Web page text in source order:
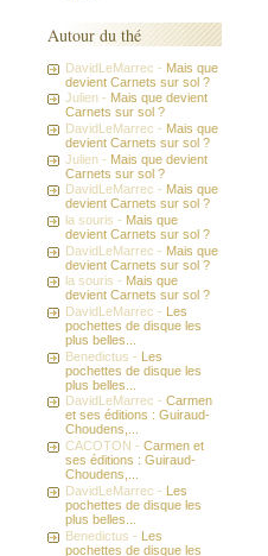
Autour du thé
DavidLeMarrec - Mais que
devient Carnets sur sol ?
Julien - Mais que devient
Carnets sur sol ?
DavidLeMarrec - Mais que
devient Carnets sur sol ?
Julien - Mais que devient
Carnets sur sol ?
DavidLeMarrec - Mais que
devient Carnets sur sol ?
la souris - Mais que
devient Carnets sur sol ?
DavidLeMarrec - Mais que
devient Carnets sur sol ?
la souris - Mais que
devient Carnets sur sol ?
DavidLeMarrec - Les
pochettes de disque les
plus belles...
Benedictus - Les
pochettes de disque les
plus belles...
DavidLeMarrec -Carmen
et ses éditions : Guiraud-
Choudens,...
CACOTON -Carmen et
ses éditions : Guiraud-
Choudens,...
DavidLeMarrec - Les
pochettes de disque les
plus belles...
Benedictus - Les
pochettes de disque les